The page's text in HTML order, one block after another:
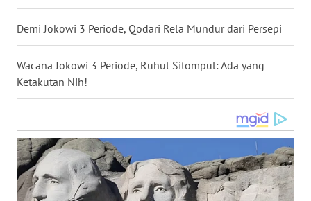
Demi Jokowi 3 Periode, Qodari Rela Mundur dari Persepi
Wacana Jokowi 3 Periode, Ruhut Sitompul: Ada yang
Ketakutan Nih!
WN
WN
WN
KALSEL
WN
KALTIM